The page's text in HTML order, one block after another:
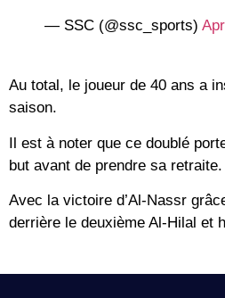
— SSC (@ssc_sports)
Au total, le joueur de 40 ans a
saison.
Il est à noter que ce doublé
but avant de prendre sa retraite.
Avec la victoire d’Al-Nassr
derrière le deuxième Al-Hilal et